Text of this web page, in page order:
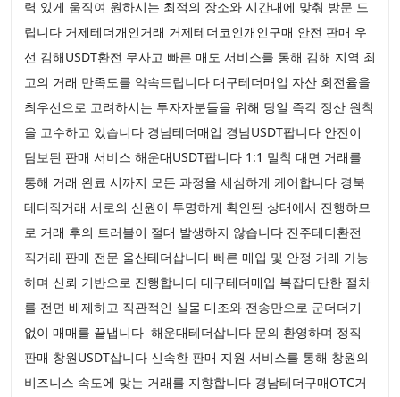
력 있게 움직여 원하시는 최적의 장소와 시간대에 맞춰 방문 드
립니다 거제테더개인거래 거제테더코인개인구매 안전 판매 우
선 김해USDT환전 무사고 빠른 매도 서비스를 통해 김해 지역 최
고의 거래 만족도를 약속드립니다 대구테더매입 자산 회전율을
최우선으로 고려하시는 투자자분들을 위해 당일 즉각 정산 원칙
을 고수하고 있습니다 경남테더매입 경남USDT팝니다 안전이
담보된 판매 서비스 해운대USDT팝니다 1:1 밀착 대면 거래를
통해 거래 완료 시까지 모든 과정을 세심하게 케어합니다 경북
테더직거래 서로의 신원이 투명하게 확인된 상태에서 진행하므
로 거래 후의 트러블이 절대 발생하지 않습니다 진주테더환전
직거래 판매 전문 울산테더삽니다 빠른 매입 및 안정 거래 가능
하며 신뢰 기반으로 진행합니다 대구테더매입 복잡다단한 절차
를 전면 배제하고 직관적인 실물 대조와 전송만으로 군더더기
없이 매매를 끝냅니다 해운대테더삽니다 문의 환영하며 정직
판매 창원USDT삽니다 신속한 판매 지원 서비스를 통해 창원의
비즈니스 속도에 맞는 거래를 지향합니다 경남테더구매OTC거